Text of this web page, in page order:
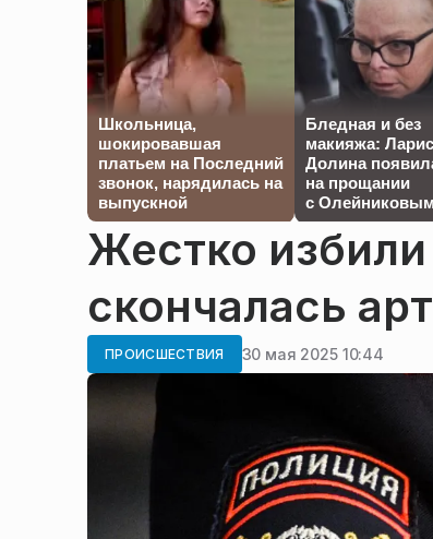
Школьница,
шокировавшая
платьем на Последний
звонок, нарядилась на
выпускной
Бледная и без
макияжа:
Долина
на прощании
с Олейниковым
Жестко
скончалась
ПРОИСШЕСТВИЯ 30 мая 2025 10:44